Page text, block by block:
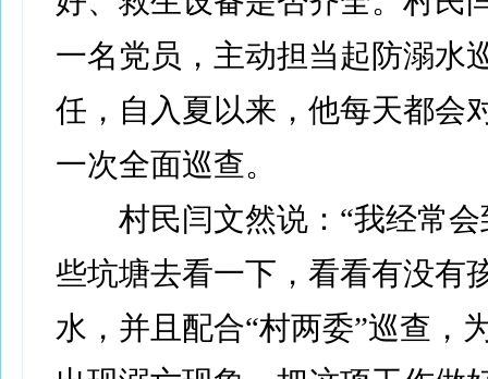
一名党员，主动担当起防溺水
任，自入夏以来，他每天都会
一次全面巡查。
村民闫文然说：“我经常会
些坑塘去看一下，看看有没有
水，并且配合“村两委”巡查，